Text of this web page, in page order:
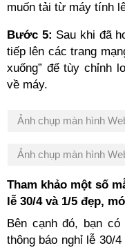
muốn tải từ máy tính
Bước 5: Sau khi đã
tiếp lên các trang
xuống” để tùy chỉnh
về máy.
Ảnh chụp màn hình
Ảnh chụp màn hình
Tham khảo một số
lễ 30/4 và 1/5 đẹp,
Bên cạnh đó, bạn
thông báo nghỉ lễ 30/